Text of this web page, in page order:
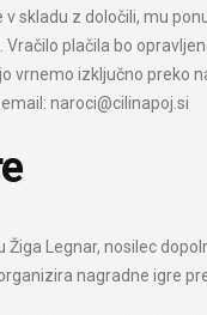
skladu z določili, mu
plačila bo
vrnemo izključno preko
naroci@cilinapoj.si
Žiga Legnar, nosilec
nagradne igre